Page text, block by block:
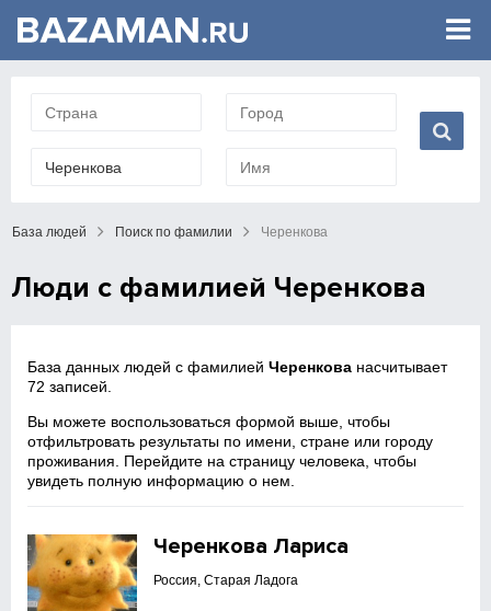
База людей Поиск по фамилии Черенкова
Люди с фамилией Черенкова
База данных людей с фамилиейЧеренкова насчитывает
72 записей.
Вы можете воспользоваться формой выше, чтобы
отфильтровать результаты по имени, стране или городу
проживания. Перейдите на страницу человека, чтобы
увидеть полную информацию о нем.
Черенкова Лариса
Россия, Старая Ладога